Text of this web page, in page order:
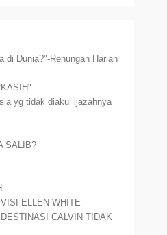
di Dunia?"-Renungan Harian
yg tidak diakui ijazahnya
SALIB?
ELLEN WHITE
CALVIN TIDAK